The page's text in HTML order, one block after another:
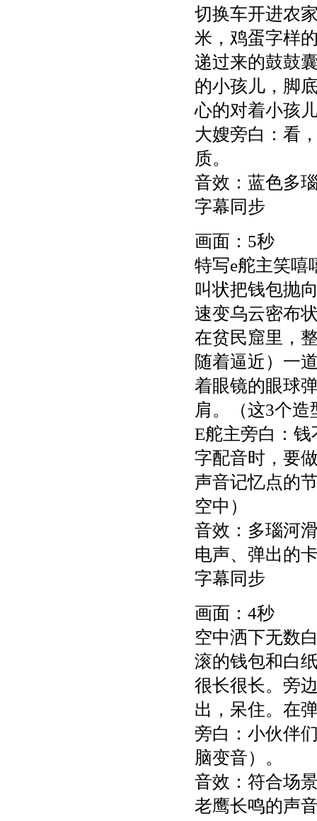
切换车开进农
米，鸡蛋字样
递过来的鼓鼓
的小孩儿，脚
心的对着小孩
大嫂旁白：看
质。
音效：蓝色多
字幕同步
画面：5秒
特写e舵主笑嘻
叫状把钱包抛
速变乌云密布
在贫民窟里，
随着逼近）一
着眼镜的眼球
肩。（这3个
E舵主旁白：
字配音时，要
声音记忆点的
空中）
音效：多瑙河
电声、弹出的
字幕同步
画面：4秒
空中洒下无数
滚的钱包和白
很长很长。旁
出，呆住。在
旁白：小伙伴
脑变音）。
音效：符合场
老鹰长鸣的声